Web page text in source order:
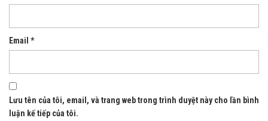
Email *
Lưu tên của tôi, email, và trang web trong trình duyệt này cho lần bình
luận kế tiếp của tôi.